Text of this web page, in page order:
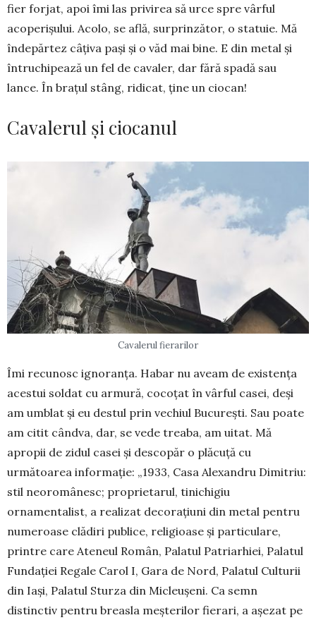
fier forjat, apoi îmi las privirea să ur­ce spre vârful
acoperișului. Acolo, se află, sur­prin­zător, o statuie. Mă
îndepărtez câțiva pași și o văd mai bine. E din metal și
întruchipează un fel de ca­valer, dar fără spadă sau
lance. În brațul stâng, ridicat, ține un ciocan!
Cavalerul și ciocanul
Cavalerul fierarilor
Îmi recunosc ignoranța. Habar nu aveam de existența
acestui soldat cu armură, cocoțat în vârful ca­sei, deși
am umblat și eu destul prin vechiul Bucu­­rești. Sau poate
am citit cândva, dar, se vede treaba, am uitat. Mă
apropii de zidul casei și des­copăr o plăcuță cu
următoarea informație: „1933, Casa Alexandru Dimitriu:
stil neoromânesc; pro­prie­tarul, tinichigiu
ornamentalist, a realizat decorațiuni din metal pentru
numeroase clădiri pu­blice, religioase și particulare,
printre care Ateneul Român, Palatul Patriarhiei, Palatul
Fun­dației Regale Carol I, Gara de Nord, Pa­latul Culturii
din Iași, Palatul Sturza din Micle­u­șeni. Ca semn
distinctiv pentru breasla meș­terilor fierari, a așezat pe